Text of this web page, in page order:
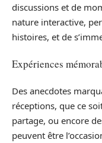
discussions et de
nature interactive,
histoires, et de
Expériences
Des anecdotes
réceptions, que ce
partage, ou encore
peuvent être